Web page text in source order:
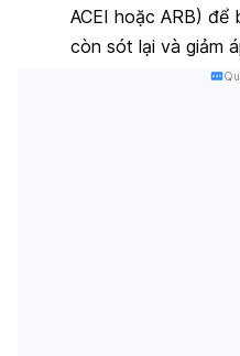
ACEI hoặc ARB) để
còn sót lại và giảm